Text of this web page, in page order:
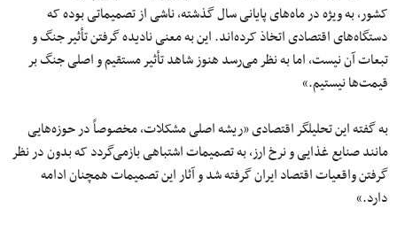
کشور، به ویژه در ماه‌های پایانی سال گذشته، ناشی از تصمیماتی بوده که
دستگاه‌های اقتصادی اتخاذ کرده‌اند. این به معنی نادیده گرفتن تأثیر جنگ و
تبعات آن نیست، اما به نظر می‌رسد هنوز شاهد تأثیر مستقیم و اصلی جنگ بر
قیمت‌ها نیستیم.»
به گفته این تحلیلگر اقتصادی «ریشه‌ اصلی مشکلات، مخصوصاً در حوزه‌هایی
مانند صنایع غذایی و نرخ ارز، به تصمیمات اشتباهی بازمی‌گردد که بدون در نظر
گرفتن واقعیات اقتصاد ایران گرفته شد و آثار این تصمیمات همچنان ادامه
دارد.»